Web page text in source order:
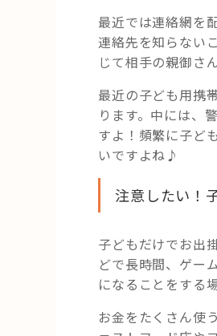
最近では連絡網を
連絡先を知らない
じて相手の親御さ
最近の子ども用携
ります。中には、
すよ！頻繁に子ど
いですよね♪
注意したい！
子どもだけでお出
どで長時間、ゲー
になることをする
お金をたくさん使